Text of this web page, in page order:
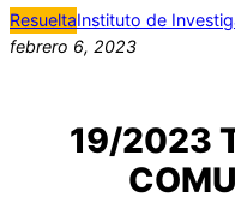
ResueltaInstituto de
febrero 6, 2023
19/2023